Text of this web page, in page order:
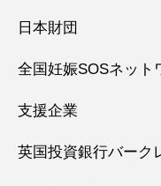
日本財団
全国妊娠SOSネット
支援企業
英国投資銀行バーク